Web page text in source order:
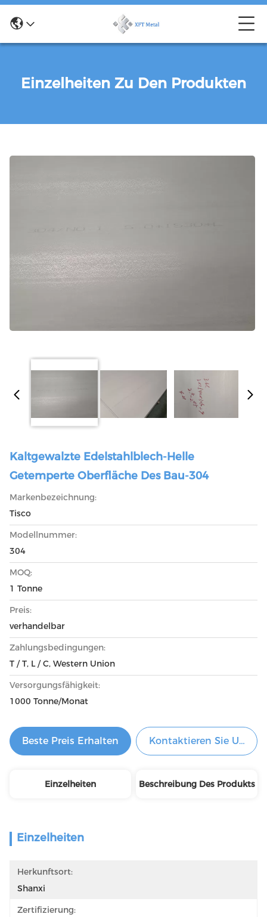
Einzelheiten Zu Den Produkten
Kaltgewalzte Edelstahlblech-Helle
Getemperte Oberfläche Des Bau-304
Markenbezeichnung:
Tisco
Modellnummer:
304
MOQ:
1 Tonne
Preis:
verhandelbar
Zahlungsbedingungen:
T / T, L / C, Western Union
Versorgungsfähigkeit:
1000 Tonne/Monat
Beste Preis Erhalten Kontaktieren Sie Uns
Einzelheiten Beschreibung Des Produkts
Einzelheiten
Herkunftsort:
Shanxi
Zertifizierung: